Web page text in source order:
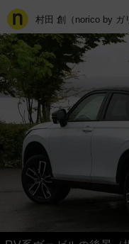
村田 創（norico by ガ